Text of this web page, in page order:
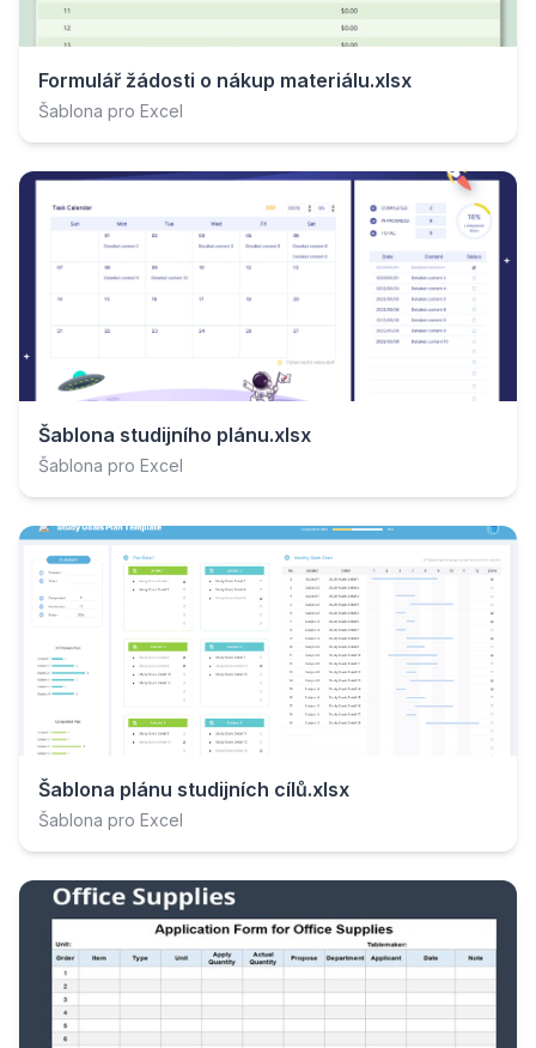
Formulář žádosti o nákup materiálu.xlsx
Šablona pro Excel
Šablona studijního plánu.xlsx
Šablona pro Excel
Šablona plánu studijních cílů.xlsx
Šablona pro Excel